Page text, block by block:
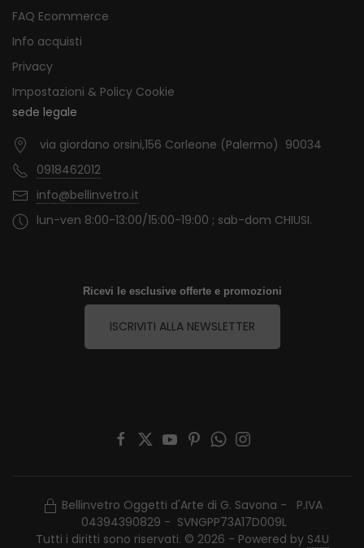
FAQ Ecommerce
Info acquisti
Privacy
Impostazioni & Policy Cookie
sede legale
via giordano orsini,156 Corleone (Palermo) 90034
0918462012
info@bellinvetro.it
lun-ven 8:00-13:00/15:00-19:00 ; sab-dom CHIUSI.
Ricevi le esclusive offerte e promozioni
ISCRIVITI ALLA NEWSLETTER
Bellinvetro Oggetti d'Arte di G. Savona - P.IVA
04394390829 - SVNGPP73A17D009L
Tutti i diritti sono riservati. © 2026 - Powered by S4U